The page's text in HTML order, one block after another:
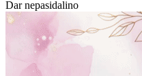
Dar nepasidalino